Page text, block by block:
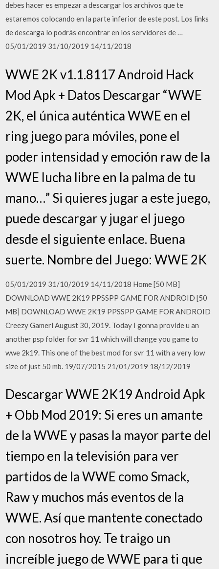
debes hacer es empezar a descargar los archivos que te
estaremos colocando en la parte inferior de este post. Los links
de descarga lo podrás encontrar en los servidores de …
05/01/2019 31/10/2019 14/11/2018
WWE 2K v1.1.8117 Android Hack
Mod Apk + Datos Descargar “WWE
2K, el única auténtica WWE en el
ring juego para móviles, pone el
poder intensidad y emoción raw de la
WWE lucha libre en la palma de tu
mano…” Si quieres jugar a este juego,
puede descargar y jugar el juego
desde el siguiente enlace. Buena
suerte. Nombre del Juego: WWE 2K
05/01/2019 31/10/2019 14/11/2018 Home [50 MB]
DOWNLOAD WWE 2K19 PPSSPP GAME FOR ANDROID [50
MB] DOWNLOAD WWE 2K19 PPSSPP GAME FOR ANDROID
Creezy Gamerl August 30, 2019. Today I gonna provide u an
another psp folder for svr 11 which will change you game to
wwe 2k19. This one of the best mod for svr 11 with a very low
size of just 50 mb. 19/07/2015 21/01/2019 18/12/2019
Descargar WWE 2K19 Android Apk
+ Obb Mod 2019: Si eres un amante
de la WWE y pasas la mayor parte del
tiempo en la televisión para ver
partidos de la WWE como Smack,
Raw y muchos más eventos de la
WWE. Así que mantente conectado
con nosotros hoy. Te traigo un
increíble juego de WWE para ti que